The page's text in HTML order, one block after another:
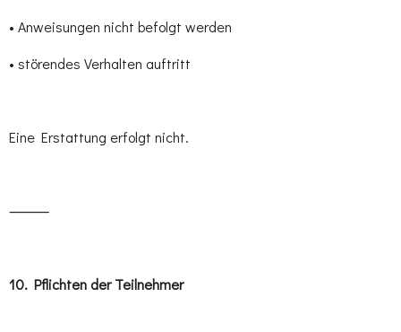
• Anweisungen nicht befolgt werden
• störendes Verhalten auftritt
Eine Erstattung erfolgt nicht.
⸻
10.⁠ ⁠Pflichten der Teilnehmer